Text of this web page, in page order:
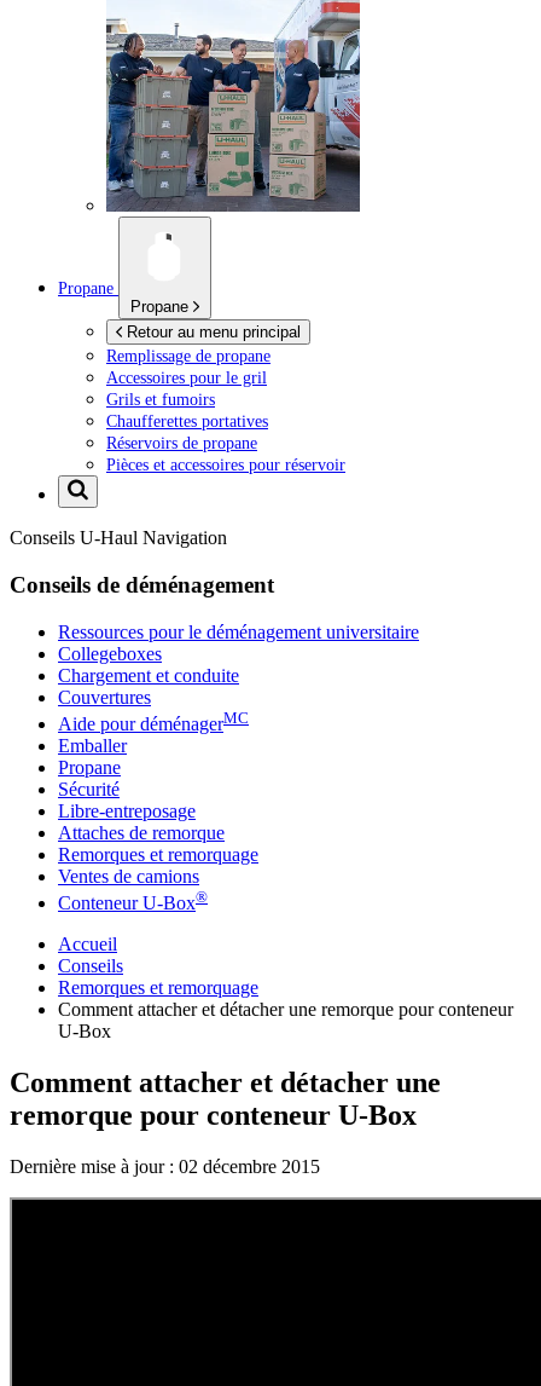
Propane
Propane
Retour au menu principal
Remplissage de propane
Accessoires pour le gril
Grils et fumoirs
Chaufferettes portatives
Réservoirs de propane
Pièces et accessoires pour réservoir
Conseils U-Haul Navigation
Conseils de déménagement
Ressources pour le déménagement universitaire
Collegeboxes
Chargement et conduite
Couvertures
Aide pour déménagerMC
Emballer
Propane
Sécurité
Libre-entreposage
Attaches de remorque
Remorques et remorquage
Ventes de camions
Conteneur U-Box®
Accueil
Conseils
Remorques et remorquage
Comment attacher et détacher une remorque pour conteneur
U-Box
Comment attacher et détacher une
remorque pour conteneur U-Box
Dernière mise à jour : 02 décembre 2015